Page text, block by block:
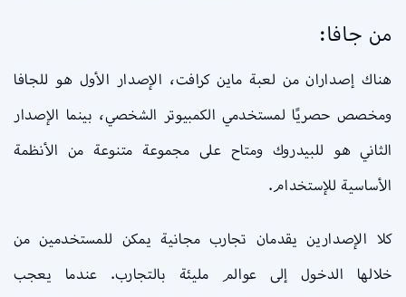
من جافا:
هناك إصداران من لعبة ماين كرافت، الإصدار الأول هو للجافا
ومخصص حصريًا لمستخدمي الكمبيوتر الشخصي، بينما الإصدار
الثاني هو للبيدروك ومتاح على مجموعة متنوعة من الأنظمة
الأساسية للإستخدام.
كلا الإصدارين يقدمان تجارب مجانية يمكن للمستخدمين من
خلالها الدخول إلى عوالم مليئة بالتجارب. عندما يعجب